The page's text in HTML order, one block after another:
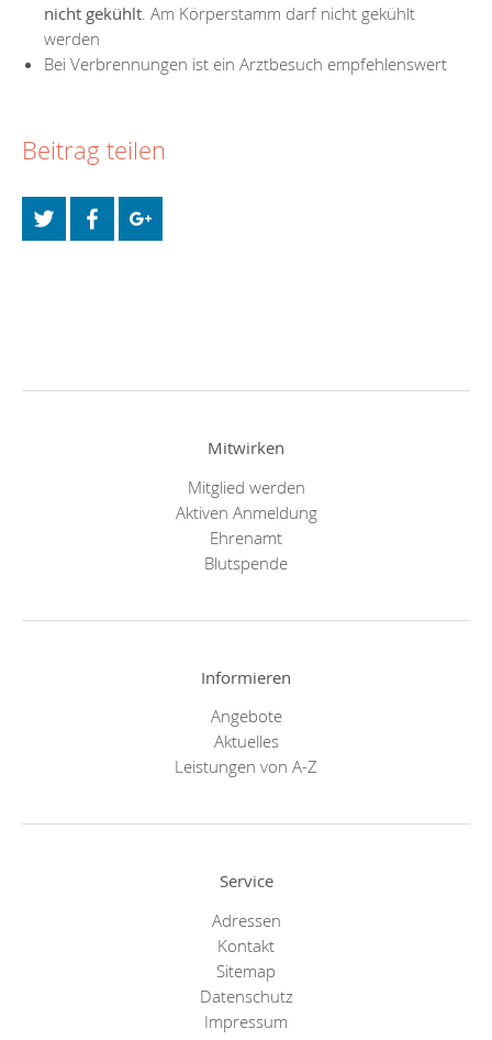
nicht gekühlt . Am Körperstamm darf nicht gekühlt
werden
Bei Verbrennungen ist ein Arztbesuch empfehlenswert
Beitrag teilen
Mitwirken
Mitglied werden
Aktiven Anmeldung
Ehrenamt
Blutspende
Informieren
Angebote
Aktuelles
Leistungen von A-Z
Service
Adressen
Kontakt
Sitemap
Datenschutz
Impressum